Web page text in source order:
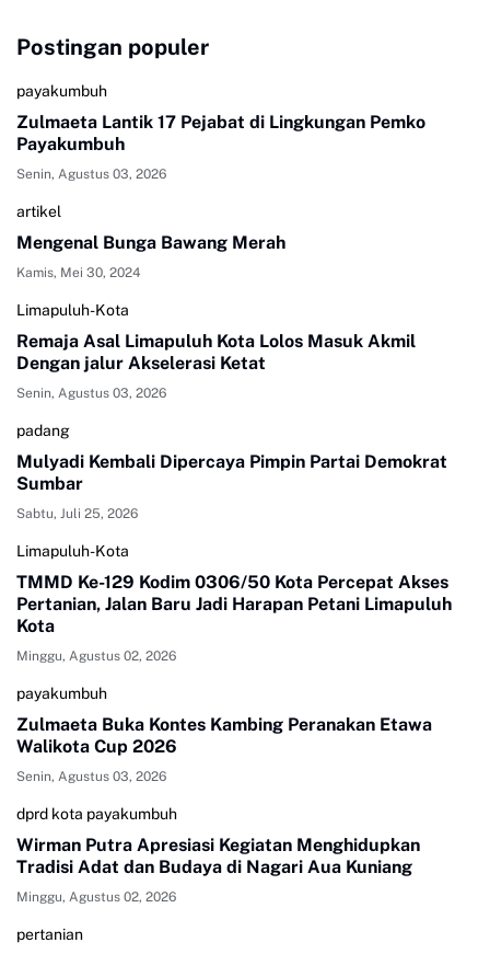
Postingan populer
payakumbuh
Zulmaeta Lantik 17 Pejabat di Lingkungan Pemko
Payakumbuh
Senin, Agustus 03, 2026
artikel
Mengenal Bunga Bawang Merah
Kamis, Mei 30, 2024
Limapuluh-Kota
Remaja Asal Limapuluh Kota Lolos Masuk Akmil
Dengan jalur Akselerasi Ketat
Senin, Agustus 03, 2026
padang
Mulyadi Kembali Dipercaya Pimpin Partai Demokrat
Sumbar
Sabtu, Juli 25, 2026
Limapuluh-Kota
TMMD Ke-129 Kodim 0306/50 Kota Percepat Akses
Pertanian, Jalan Baru Jadi Harapan Petani Limapuluh
Kota
Minggu, Agustus 02, 2026
payakumbuh
Zulmaeta Buka Kontes Kambing Peranakan Etawa
Walikota Cup 2026
Senin, Agustus 03, 2026
dprd kota payakumbuh
Wirman Putra Apresiasi Kegiatan Menghidupkan
Tradisi Adat dan Budaya di Nagari Aua Kuniang
Minggu, Agustus 02, 2026
pertanian